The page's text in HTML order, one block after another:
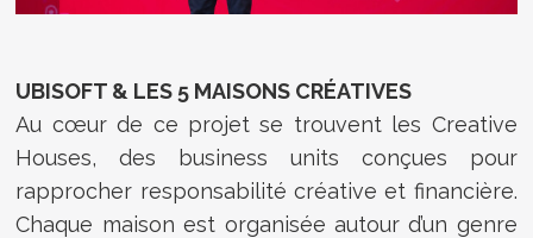
UBISOFT & LES 5 MAISONS CRÉATIVES
Au cœur de ce projet se trouvent les Creative
Houses, des business units conçues pour
rapprocher responsabilité créative et financière.
Chaque maison est organisée autour d’un genre